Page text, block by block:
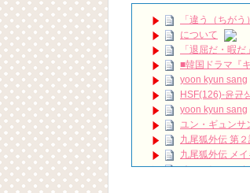
グッドモーニ
で食べて来ました〜
조승우 – '꽃이
ドラマ「オ！
ハン・ヘジン
요? 밥블레스유 2
ソン・ヘギョ –
ハン・ヘジン 한
한가인 –
「ライフ・ オ
(ENG SUB)
ェジン / エンジョイ❕
「違う（ちが
について
「退屈だ・暇
■韓国ドラマ『
yoon kyun sang
HSF(126)-윤균
yoon kyun sang
ユン・ギュンサ
九尾狐外伝 第
九尾狐外伝 メ
チョ・ヒョン